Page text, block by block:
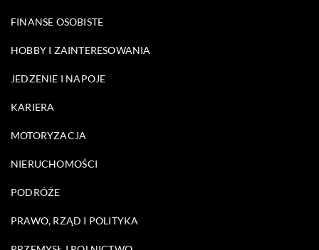
FINANSE OSOBISTE
HOBBY I ZAINTERESOWANIA
JEDZENIE I NAPOJE
KARIERA
MOTORYZACJA
NIERUCHOMOŚCI
PODRÓŻE
PRAWO, RZĄD I POLITYKA